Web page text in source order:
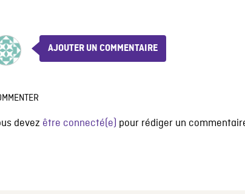
AJOUTER UN COMMENTAIRE
devez être connecté(e) pour rédiger un